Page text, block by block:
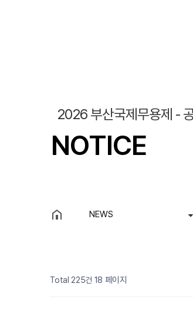
2026 부산국제무용제 -
NOTICE
NEWS
Total 225건 18 페이지